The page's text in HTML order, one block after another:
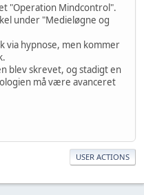
"Operation Mindcontrol".
under "Medieløgne og
via hypnose, men kommer
blev skrevet, og stadigt en
må være avanceret
USER ACTIONS